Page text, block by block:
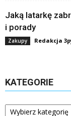
Jaką latarkę
i porady
Zakupy Redakcja
KATEGORIE
Kategorie